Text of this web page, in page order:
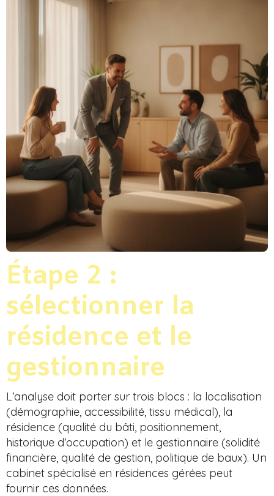
Étape 2 :
sélectionner la
résidence et le
gestionnaire
L’analyse doit porter sur trois blocs : la localisation
(démographie, accessibilité, tissu médical), la
résidence (qualité du bâti, positionnement,
historique d’occupation) et le gestionnaire (solidité
financière, qualité de gestion, politique de baux). Un
cabinet spécialisé en résidences gérées peut
fournir ces données.